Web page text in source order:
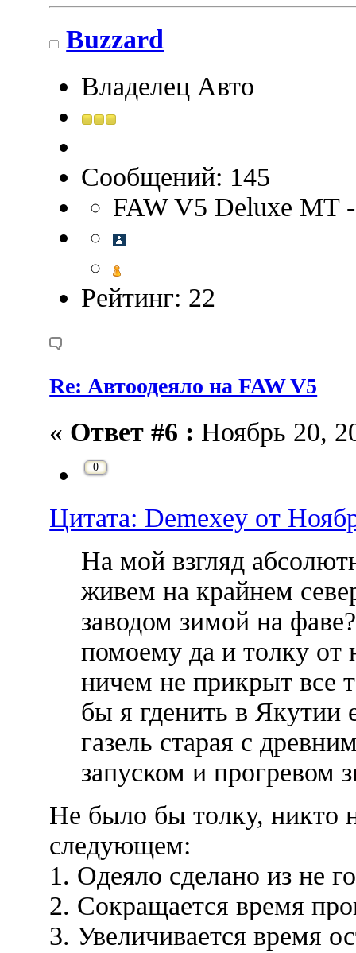
Buzzard
Владелец Авто
Сообщений: 145
FAW V5 Deluxe MT
Рейтинг: 22
Re: Автоодеяло на FAW V5
« Ответ #6 : Ноябрь 20,
0
Цитата: Demexey от
На мой взгляд
живем на крайнем
заводом зимой на
помоему да и толку от
ничем не прикрыт все
бы я гденить в
газель старая с
запуском и
Не было бы толку, никто
следующем:
1. Одеяло сделано из не
2. Сокращается время
3. Увеличивается время